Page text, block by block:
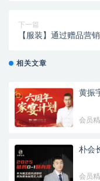
下一篇
【服装】通过赠品营
相关文章
黄振
会员
朴会
会员